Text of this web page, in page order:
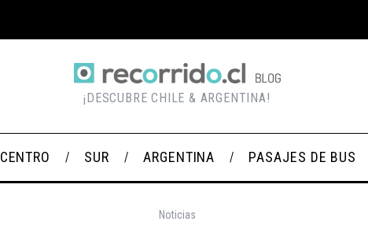
¡DESCUBRE CHILE & ARGENTINA!
CENTRO SUR ARGENTINA PASAJES DE BUS
Noticias